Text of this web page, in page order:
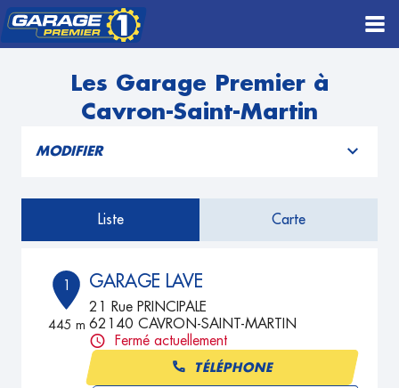
Les Garage Premier à
Cavron-Saint-Martin
MODIFIER
Liste Carte
1
445 m
GARAGE LAVE
21 Rue PRINCIPALE
62140 CAVRON-SAINT-MARTIN
Fermé actuellement
TÉLÉPHONE